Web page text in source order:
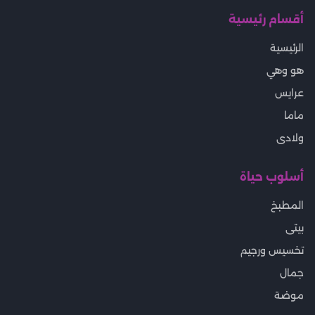
أقسام رئيسية
الرئيسية
هو وهي
عرايس
ماما
ولادى
أسلوب حياة
المطبخ
بيتى
تخسيس ورجيم
جمال
موضة